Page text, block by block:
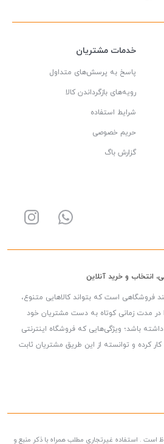
خدمات مشتریان
پاسخ به پرسش‌های متداول
رویه‌های بازگرداندن کالا
شرایط استفاده
حریم خصوصی
گزارش باگ
انتخاب و خرید آنلاین
فروشگاهی است که بتواند کالاهایی متنوع،
در مدت زمانی کوتاه به دست مشتریان خود
باشد؛ ویژگی‌هایی که فروشگاه اینترنتی
کرده و توانسته از این طریق مشتریان ثابت
. استفاده غیرتجاری مطلب همراه با ذکر منبع و